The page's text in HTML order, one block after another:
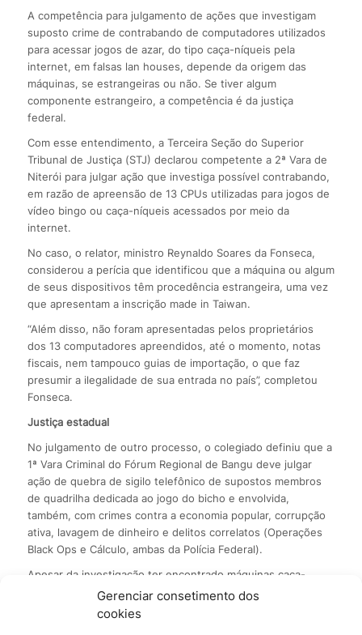
Gerenciar consetimento dos
cookies
A competência para julgamento de ações que investigam
suposto crime de contrabando de computadores utilizados
para acessar jogos de azar, do tipo caça-níqueis pela
internet, em falsas lan houses, depende da origem das
máquinas, se estrangeiras ou não. Se tiver algum
componente estrangeiro, a competência é da justiça
federal.
Com esse entendimento, a Terceira Seção do Superior
Tribunal de Justiça (STJ) declarou competente a 2ª Vara de
Niterói para julgar ação que investiga possível contrabando,
em razão de apreensão de 13 CPUs utilizadas para jogos de
vídeo bingo ou caça-níqueis acessados por meio da
internet.
No caso, o relator, ministro Reynaldo Soares da Fonseca,
considerou a perícia que identificou que a máquina ou algum
de seus dispositivos têm procedência estrangeira, uma vez
que apresentam a inscrição made in Taiwan.
“Além disso, não foram apresentadas pelos proprietários
dos 13 computadores apreendidos, até o momento, notas
fiscais, nem tampouco guias de importação, o que faz
presumir a ilegalidade de sua entrada no país”, completou
Fonseca.
Justiça estadual
No julgamento de outro processo, o colegiado definiu que a
1ª Vara Criminal do Fórum Regional de Bangu deve julgar
ação de quebra de sigilo telefônico de supostos membros
de quadrilha dedicada ao jogo do bicho e envolvida,
também, com crimes contra a economia popular, corrupção
ativa, lavagem de dinheiro e delitos correlatos (Operações
Black Ops e Cálculo, ambas da Polícia Federal).
Apesar da investigação ter encontrado máquinas caça-
níqueis com um dos investigados, em estabelecimento de
sua propriedade, a justiça federal afirmou ser um fato